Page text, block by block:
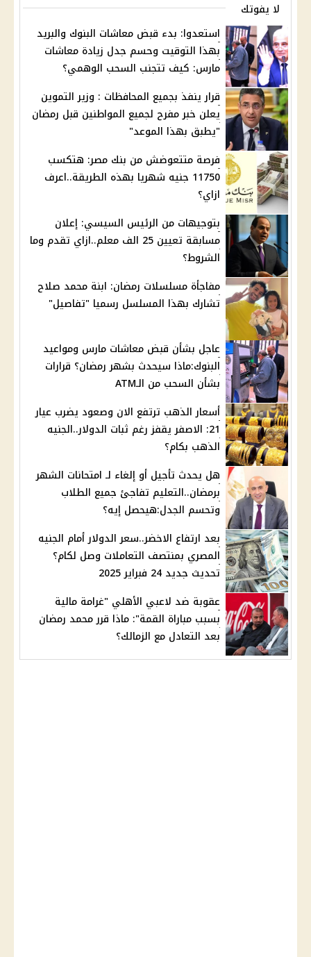
لا يفوتك
استعدوا: بدء قبض معاشات البنوك والبريد
بهذا التوقيت وحسم جدل زيادة معاشات
مارس: كيف تتجنب السحب الوهمي؟
قرار ينفذ بجميع المحافظات : وزير التموين
يعلن خبر مفرح لجميع المواطنين قبل رمضان
"يطبق بهذا الموعد"
فرصة متتعوضش من بنك مصر: هتكسب
11750 جنيه شهريا بهذه الطريقة..اعرف
ازاي؟
بتوجيهات من الرئيس السيسي: إعلان
مسابقة تعيين 25 الف معلم..ازاي تقدم وما
الشروط؟
مفاجأة مسلسلات رمضان: ابنة محمد صلاح
تشارك بهذا المسلسل رسميا "تفاصيل"
عاجل بشأن قبض معاشات مارس ومواعيد
البنوك:ماذا سيحدث بشهر رمضان؟ قرارات
بشأن السحب من الـATM
أسعار الذهب ترتفع الان وصعود يضرب عيار
21: الاصفر يقفز رغم ثبات الدولار..الجنيه
الذهب بكام؟
هل يحدث تأجيل أو إلغاء لـ امتحانات الشهر
برمضان..التعليم تفاجئ جميع الطلاب
وتحسم الجدل:هيحصل إيه؟
بعد ارتفاع الاخضر..سعر الدولار أمام الجنيه
المصري بمنتصف التعاملات وصل لكام؟
تحديث جديد 24 فبراير 2025
عقوبة ضد لاعبي الأهلي "غرامة مالية
بسبب مباراة القمة": ماذا قرر محمد رمضان
بعد التعادل مع الزمالك؟